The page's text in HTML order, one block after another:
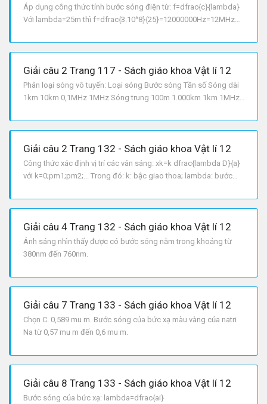
Áp dụng công thức tính bước sóng điện từ: f=dfrac{c}{lambda}
Với lambda=25m thì f=dfrac{3.10^8}{25}=12000000Hz=12MHz
Với lambda=41m thì f=dfrac{3.10^8}{41}approx 7,32MHz.
Giải câu 2 Trang 117 - Sách giáo khoa Vật lí 12
Phân loại sóng vô tuyến: Loại sóng Bước sóng Tần số Sóng dài
1km 10km 0,1MHz 1MHz Sóng trung 100m 1.000km 1km 1MHz
1m 10m 100MHz 1000MHz
Giải câu 2 Trang 132 - Sách giáo khoa Vật lí 12
Công thức xác định vị trí các vân sáng: xk=k dfrac{lambda D}{a}
với k=0;pm1;pm2;... Trong đó: k: bậc giao thoa; lambda: bước
khoảng cách giữa hai khe m.
Giải câu 4 Trang 132 - Sách giáo khoa Vật lí 12
Ánh sáng nhìn thấy được có bước sóng nằm trong khoảng từ
380nm đến 760nm.
Giải câu 7 Trang 133 - Sách giáo khoa Vật lí 12
Chọn C. 0,589 mu m. Bước sóng của bức xạ màu vàng của natri
Na từ 0,57 mu m đến 0,6 mu m.
Giải câu 8 Trang 133 - Sách giáo khoa Vật lí 12
Bước sóng của bức xạ: lambda=dfrac{ai}